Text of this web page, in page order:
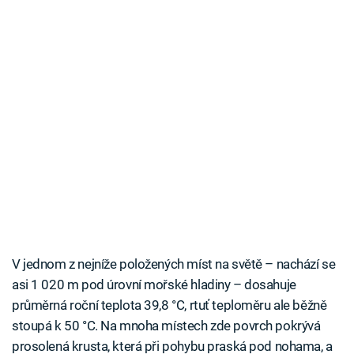
V jednom z nejníže položených míst na světě – nachází se
asi 1 020 m pod úrovní mořské hladiny – dosahuje
průměrná roční teplota 39,8 °C, rtuť teploměru ale běžně
stoupá k 50 °C. Na mnoha místech zde povrch pokrývá
prosolená krusta, která při pohybu praská pod nohama, a